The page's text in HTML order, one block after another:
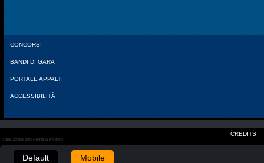
CONCORSI
BANDI DI GARA
PORTALE APPALTI
ACCESSIBILITÀ
CREDITS
Realizzato con Plone & Python
Default Mobile